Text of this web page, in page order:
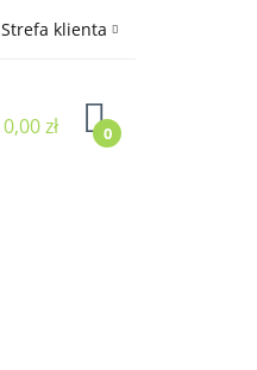
Strefa klienta
Zarejestruj się
0,00 zł 0